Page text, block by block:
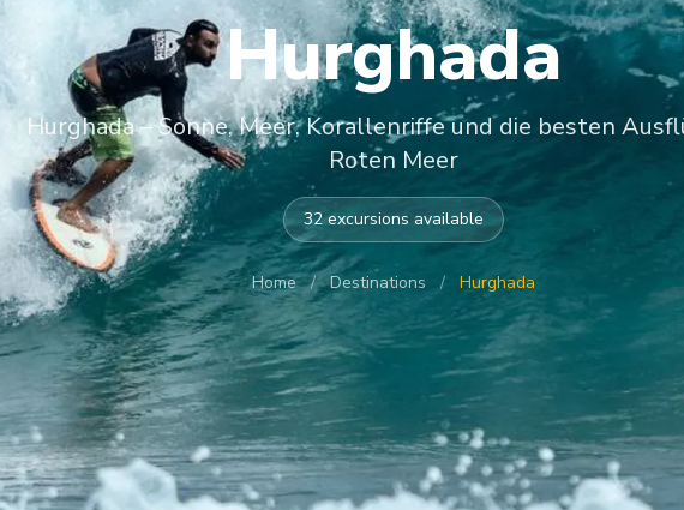
Hurghada
Hurghada – Sonne, Meer, Korallenriffe und die besten
Roten Meer
32 excursions available
Home / Destinations / Hurghada